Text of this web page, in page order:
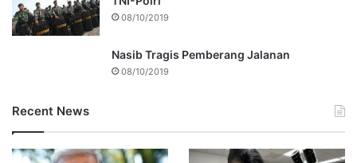
08/10/2019
Nasib Tragis Pemberang Jalanan
08/10/2019
Recent News